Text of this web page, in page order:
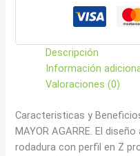
Descripción
Información
Valoraciones (0)
Caracteristicas y
MAYOR AGARRE. El
rodadura con perfil en Z